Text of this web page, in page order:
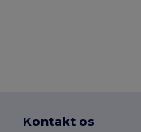
Kontakt os